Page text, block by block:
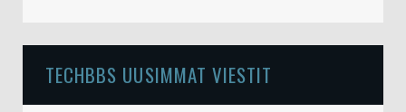
TECHBBS UUSIMMAT VIESTIT